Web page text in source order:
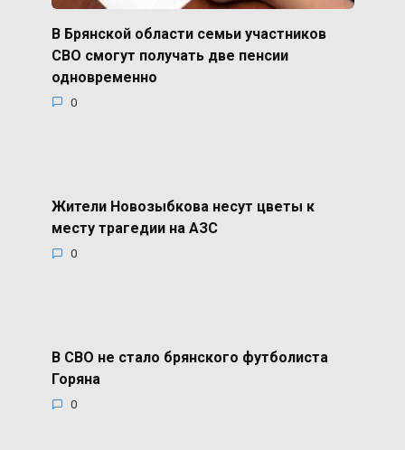
В Брянской области семьи участников
СВО смогут получать две пенсии
одновременно
0
Жители Новозыбкова несут цветы к
месту трагедии на АЗС
0
В СВО не стало брянского футболиста
Горяна
0